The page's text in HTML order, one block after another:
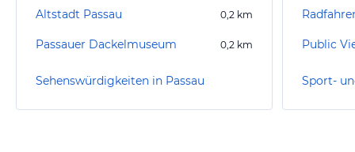
Altstadt Passau 0,2 km
Passauer Dackelmuseum 0,2 km
Sehenswürdigkeiten in Passau
Public
Sport-